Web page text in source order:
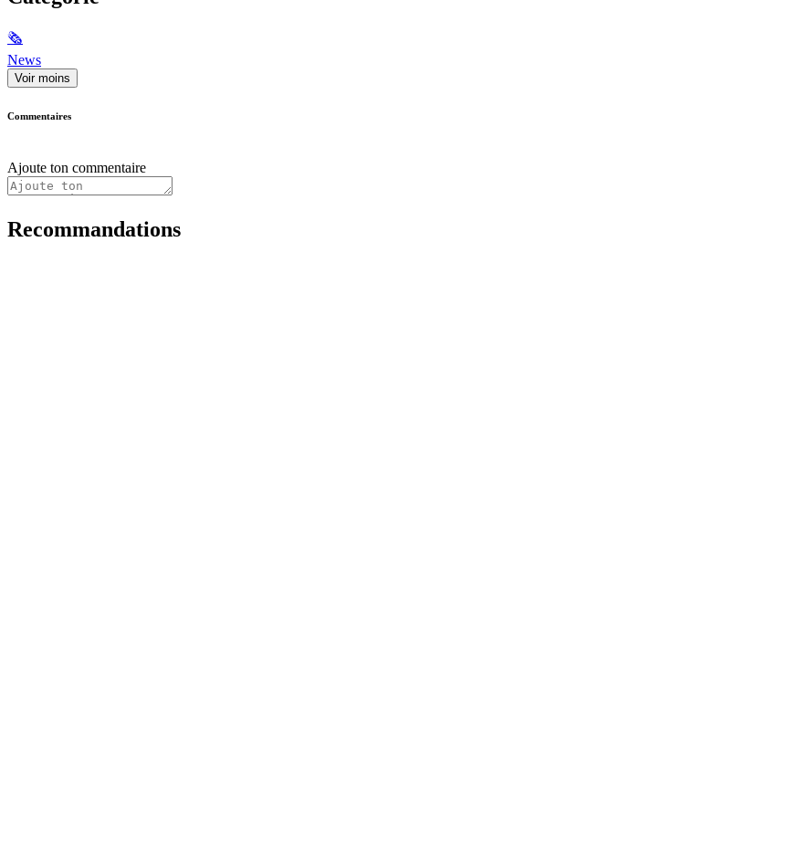
🗞
News
Voir moins
Commentaires
Ajoute ton commentaire
Recommandations